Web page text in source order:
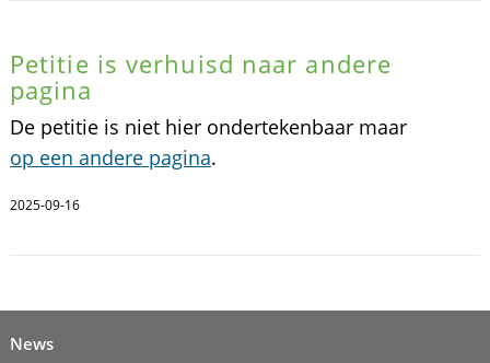
Petitie is verhuisd naar andere
pagina
De petitie is niet hier ondertekenbaar maar
op een andere pagina.
2025-09-16
News